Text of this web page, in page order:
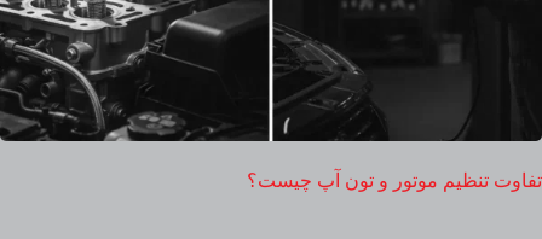
تفاوت تنظیم موتور و تون آپ چیست؟